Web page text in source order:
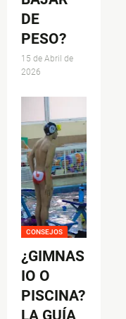
DE
PESO?
15 de Abril de
2026
CONSEJOS
¿GIMNAS
IO O
PISCINA?
LA GUÍA